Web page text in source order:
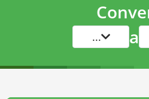
... a